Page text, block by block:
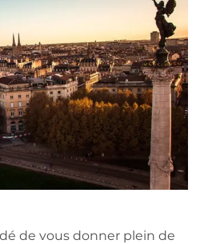
de vous donner plein de